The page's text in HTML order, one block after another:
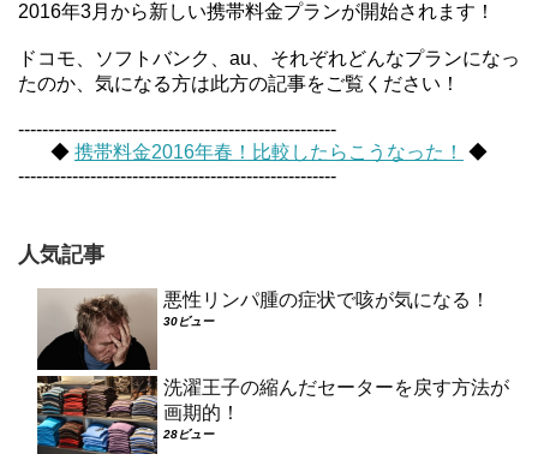
2016年3月から新しい携帯料金プランが開始されます！
ドコモ、ソフトバンク、au、それぞれどんなプランになっ
たのか、気になる方は此方の記事をご覧ください！
-----------------------------------------------------
◆ 携帯料金2016年春！比較したらこうなった！
◆
-----------------------------------------------------
人気記事
悪性リンパ腫の症状で咳が気になる！
30ビュー
洗濯王子の縮んだセーターを戻す方法が
画期的！
28ビュー